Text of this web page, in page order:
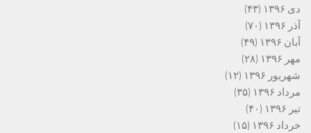
دی ۱۳۹۶
(۴۳)
آذر ۱۳۹۶
(۷۰)
آبان ۱۳۹۶
(۴۹)
مهر ۱۳۹۶
(۲۸)
شهریور ۱۳۹۶
(۱۲)
مرداد ۱۳۹۶
(۳۵)
تیر ۱۳۹۶
(۴۰)
خرداد ۱۳۹۶
(۱۵)